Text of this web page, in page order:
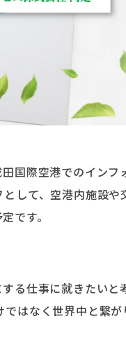
国際空港でのインフ
して、空港内施設や
です。
る仕事に就きたいと
はなく世界中と繋